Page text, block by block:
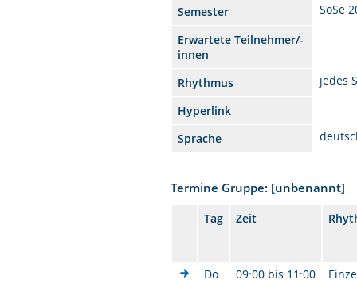
Semester
SoSe
Erwartete Teilnehmer/-
innen
Rhythmus
jedes
Hyperlink
Sprache
Termine Gruppe: [unbenannt]
Tag Zeit
Do. 09:00 bis 11:00